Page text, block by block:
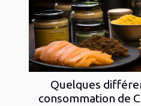
Quelques
consommation de